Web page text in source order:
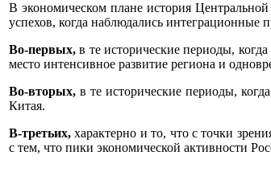
В экономическом плане история
успехов, когда наблюдались интеграционные
Во-первых, в те исторические периоды,
место интенсивное развитие региона и
Во-вторых, в те исторические периоды,
Китая.
В-третьих, характерно и то, что с точки
с тем, что пики экономической активности